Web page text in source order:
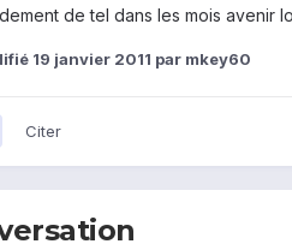
de tel dans les mois avenir
19 janvier 2011 par mkey60
Citer